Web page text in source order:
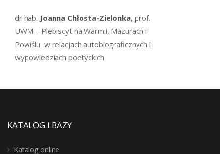
dr hab. Joanna Chłosta-Zielonka, prof.
UWM – Plebiscyt na Warmii, Mazurach i
Powiślu w relacjach autobiograficznych i
wypowiedziach poetyckich
KATALOG I BAZY
Katalog online